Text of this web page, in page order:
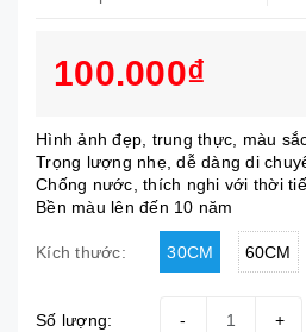
100.000₫
Hình ảnh đẹp, trung thực, màu
Trọng lượng nhẹ, dễ dàng di
Chống nước, thích nghi với thời
Bền màu lên đến 10 năm
Kích thước: 30CM 60CM
Số lượng: +
-